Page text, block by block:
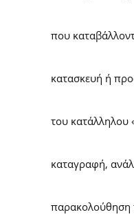
που
κατασκευή ή
του κατάλληλου
καταγραφή,
παρακολούθηση